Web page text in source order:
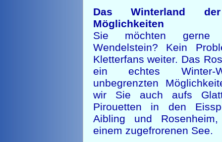
Das Winterland der
Möglichkeiten
Sie möchten gerne
Wendelstein? Kein
Kletterfans weiter. Das
ein echtes Winter-
unbegrenzten
wir Sie auch aufs
Pirouetten in den
Aibling und
einem zugefrorenen See.